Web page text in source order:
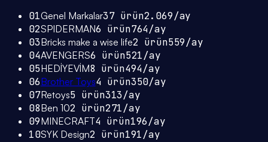
01Genel Markalar37ürün2.069/ay
02SPIDERMAN6 ürün764/ay
03Bricks make a wise life2 ürün559/ay
04AVENGERS6 ürün521/ay
05HEDİYEVİM8 ürün494/ay
06Brother Toys4 ürün350/ay
07Retoys5 ürün313/ay
08Ben 102 ürün271/ay
09MINECRAFT4 ürün196/ay
10SYK Design2 ürün191/ay